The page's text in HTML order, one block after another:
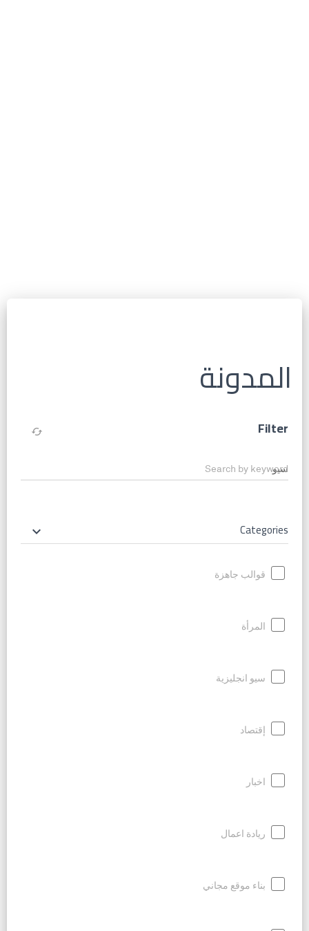
المدونة
Filter
cached
Search by keyword
Categories
keyboard_arrow_down
قوالب جاهزة
المرأة
سيو انجليزية
إقتصاد
اخبار
ريادة اعمال
بناء موقع مجاني